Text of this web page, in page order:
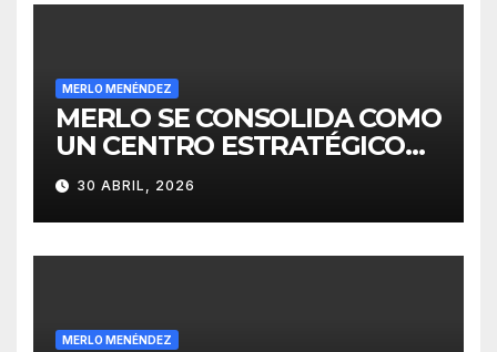
MERLO MENÉNDEZ
MERLO SE CONSOLIDA COMO
UN CENTRO ESTRATÉGICO
PARA EL DESARROLLO DE
INVERSIONES
30 ABRIL, 2026
MERLO MENÉNDEZ